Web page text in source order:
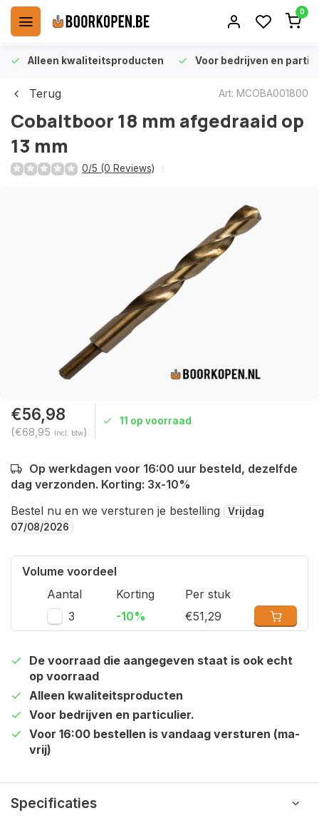
0
Alleen kwaliteitsproducten Voor bedrijven en
Terug Art: MCOBA001800
Cobaltboor 18 mm afgedraaid op
13 mm
0/5 (0 Reviews)
€56,98
(€68,95 Incl. btw)
11 op voorraad
Op werkdagen voor 16:00 uur besteld, dezelfde
dag verzonden. Korting: 3x-10%
Bestel nu en we versturen je bestelling
Vrijdag
07/08/2026
Volume voordeel
Aantal
Korting
Per stuk
3
-10% €51,29
De voorraad die aangegeven staat is ook echt
op voorraad
Alleen kwaliteitsproducten
Voor bedrijven en particulier.
Voor 16:00 bestellen is vandaag versturen (ma-
vrij)
Specificaties